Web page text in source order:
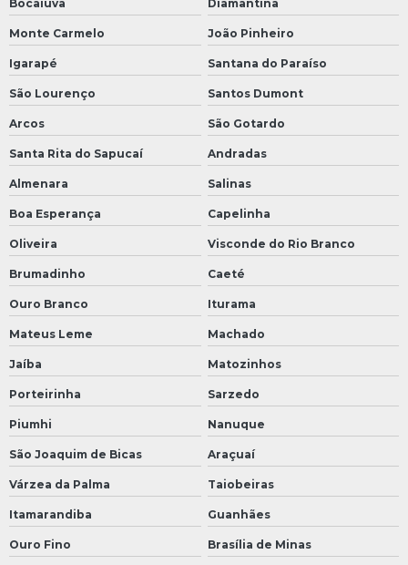
Bocaiuva Diamantina
Monte Carmelo João Pinheiro
Igarapé Santana do Paraíso
São Lourenço Santos Dumont
Arcos São Gotardo
Santa Rita do Sapucaí Andradas
Almenara Salinas
Boa Esperança Capelinha
Oliveira Visconde do Rio Branco
Brumadinho Caeté
Ouro Branco Iturama
Mateus Leme Machado
Jaíba Matozinhos
Porteirinha Sarzedo
Piumhi Nanuque
São Joaquim de Bicas Araçuaí
Várzea da Palma Taiobeiras
Itamarandiba Guanhães
Ouro Fino Brasília de Minas